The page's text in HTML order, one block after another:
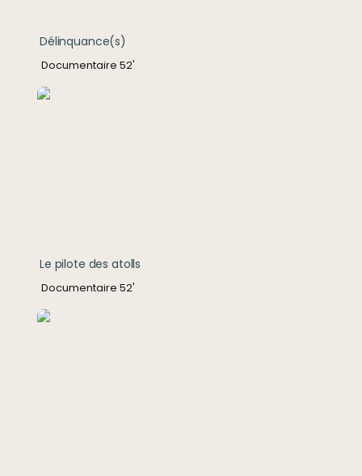
Délinquance(s)
Documentaire 52'
Le pilote des atolls
Le pilote des atolls
Documentaire 52'
Une famille en pleine forme